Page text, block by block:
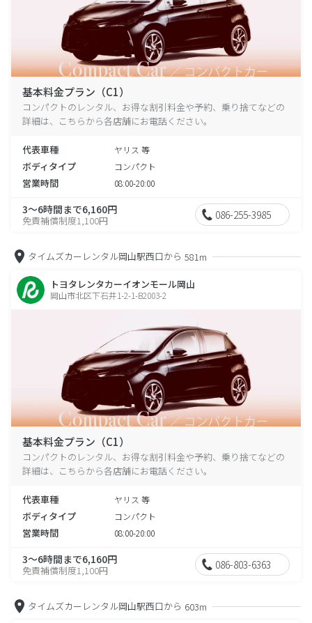
基本料金プラン（C1）
コンパクトのレンタル、お得な割引料金や予約、乗り捨てなどの
詳細は、こちらから各店舗にお電話ください。
代表車種 ヤリス 等
ボディタイプ コンパクト
営業時間 08:00-20:00
3～6時間まで6,160円
免責補償制度1,100円 086-255-3985
タイムズカーレンタル岡山駅西口から 581m
トヨタレンタカーイオンモール岡山
岡山市北区下石井1-2-1-B2003-2
基本料金プラン（C1）
コンパクトのレンタル、お得な割引料金や予約、乗り捨てなどの
詳細は、こちらから各店舗にお電話ください。
代表車種 ヤリス 等
ボディタイプ コンパクト
営業時間 08:00-20:00
3～6時間まで6,160円
免責補償制度1,100円 086-803-6363
タイムズカーレンタル岡山駅西口から 603m